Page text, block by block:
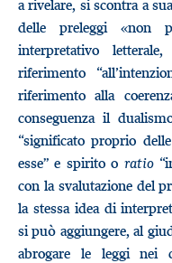
a rivelare, si scontra a
delle preleggi «non
interpretativo
riferimento
riferimento alla
conseguenza il
“significato proprio
esse” e spirito o ratio
con la svalutazione del
la stessa idea di
si può aggiungere, al
abrogare le leggi nei